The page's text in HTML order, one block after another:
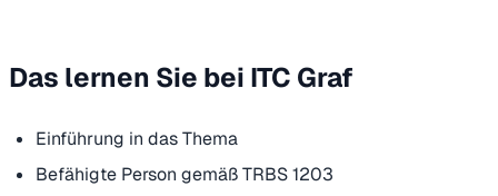
Das lernen Sie bei ITC Graf
Einführung in das Thema
Befähigte Person gemäß TRBS 1203